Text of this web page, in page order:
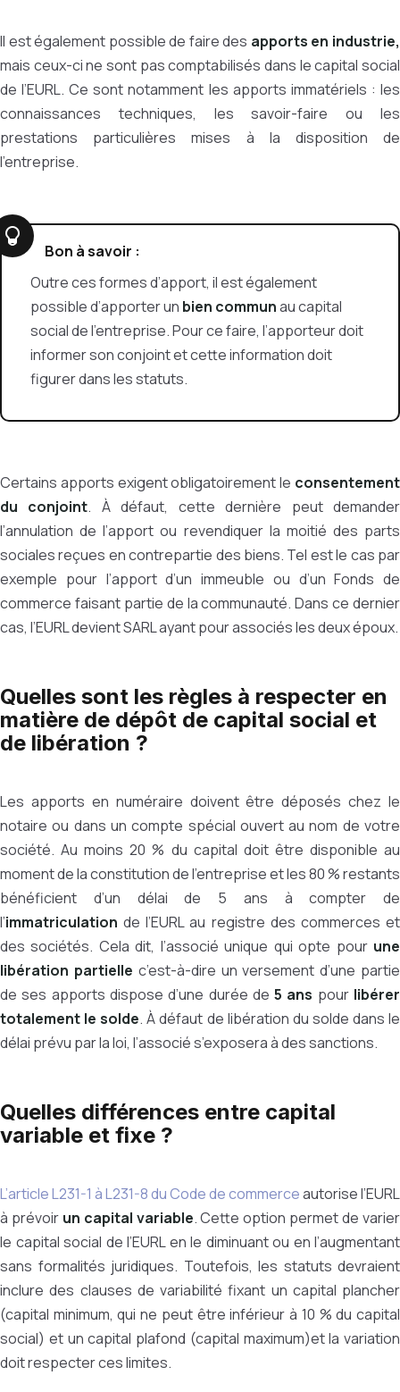
Il est également possible de faire des apports en industrie,
mais ceux-ci ne sont pas comptabilisés dans le capital social
de l’EURL. Ce sont notamment les apports immatériels : les
connaissances techniques, les savoir-faire ou les
prestations particulières mises à la disposition de
l’entreprise.
Bon à savoir :
Outre ces formes d’apport, il est également
possible d’apporter un bien communau capital
social de l’entreprise. Pour ce faire, l’apporteur doit
informer son conjoint et cette information doit
figurer dans les statuts.
Certains apports exigent obligatoirement le consentement
du conjoint. À défaut, cette dernière peut demander
l’annulation de l’apport ou revendiquer la moitié des parts
sociales reçues en contrepartie des biens. Tel est le cas par
exemple pour l’apport d’un immeuble ou d’un Fonds de
commerce faisant partie de la communauté. Dans ce dernier
cas, l’EURL devient SARL ayant pour associés les deux époux.
Quelles sont les règles à respecter en
matière de dépôt de capital social et
de libération ?
Les apports en numéraire doivent être déposés chez le
notaire ou dans un compte spécial ouvert au nom de votre
société. Au moins 20 % du capital doit être disponible au
moment de la constitution de l’entreprise et les 80 % restants
bénéficient d’un délai de 5 ans à compter de
l’immatriculationde l’EURL au registre des commerces et
des sociétés. Cela dit, l’associé unique qui opte pour une
libération partielle c’est-à-dire un versement d’une partie
de ses apports dispose d’une durée de5 ans pour libérer
totalement le solde. À défaut de libération du solde dans le
délai prévu par la loi, l’associé s’exposera à des sanctions.
Quelles différences entre capital
variable et fixe ?
L’article L231-1 à L231-8 du Code de commerceautorise l’EURL
à prévoir un capital variable. Cette option permet de varier
le capital social de l’EURL en le diminuant ou en l’augmentant
sans formalités juridiques. Toutefois, les statuts devraient
inclure des clauses de variabilité fixant un capital plancher
(capital minimum, qui ne peut être inférieur à 10 % du capital
social) et un capital plafond (capital maximum)et la variation
doit respecter ces limites.